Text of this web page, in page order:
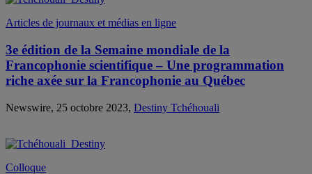
Articles de journaux et médias en ligne
3e édition de la Semaine mondiale de la
Francophonie scientifique – Une programmation
riche axée sur la Francophonie au Québec
Newswire, 25 octobre 2023, Destiny Tchéhouali
Colloque